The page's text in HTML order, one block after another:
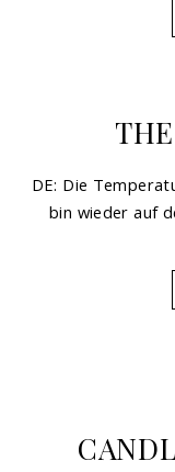
DE: Die
bin wieder auf